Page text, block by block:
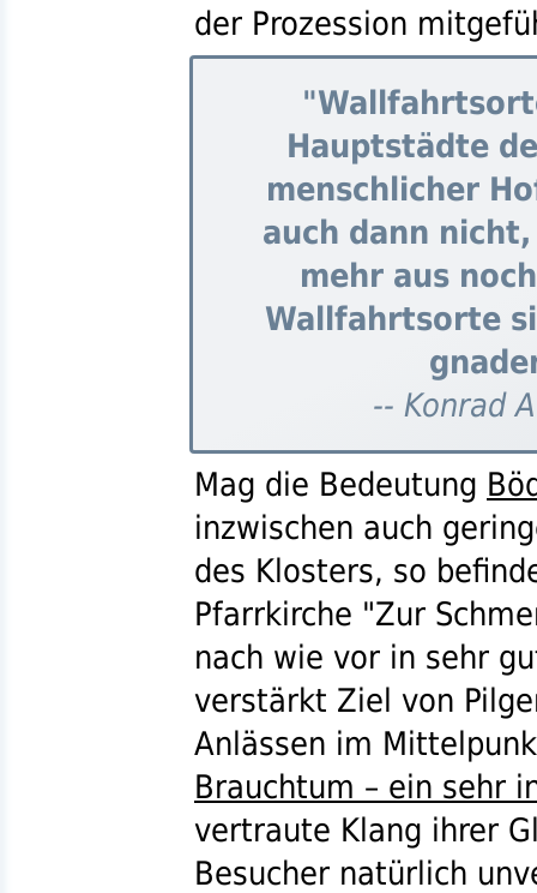
der Prozession
Hauptstädte
menschlicher
auch dann
mehr aus
Wallfahrtsorte
-- Konrad
Mag die Bedeutung
inzwischen auch
des Klosters, so
Pfarrkirche "Zur
nach wie vor in sehr
verstärkt Ziel von
Anlässen im
Brauchtum – ein sehr
vertraute Klang ihrer
Besucher natürlich